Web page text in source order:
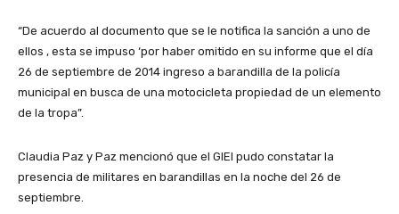
“De acuerdo al documento que se le notifica la sanción a uno de
ellos , esta se impuso ‘por haber omitido en su informe que el día
26 de septiembre de 2014 ingreso a barandilla de la policía
municipal en busca de una motocicleta propiedad de un elemento
de la tropa”.
Claudia Paz y Paz mencionó que el GIEI pudo constatar la
presencia de militares en barandillas en la noche del 26 de
septiembre.